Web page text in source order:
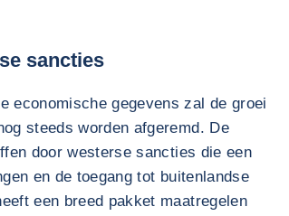
sancties
economische gegevens zal de groei
steeds worden afgeremd. De
door westerse sancties die een
en de toegang tot buitenlandse
een breed pakket maatregelen